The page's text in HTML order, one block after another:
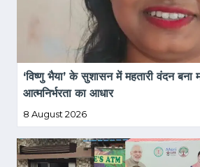
‘विष्णु भैया’ के सुशासन में महतारी वंदन बना
आत्मनिर्भरता का आधार
8 August 2026